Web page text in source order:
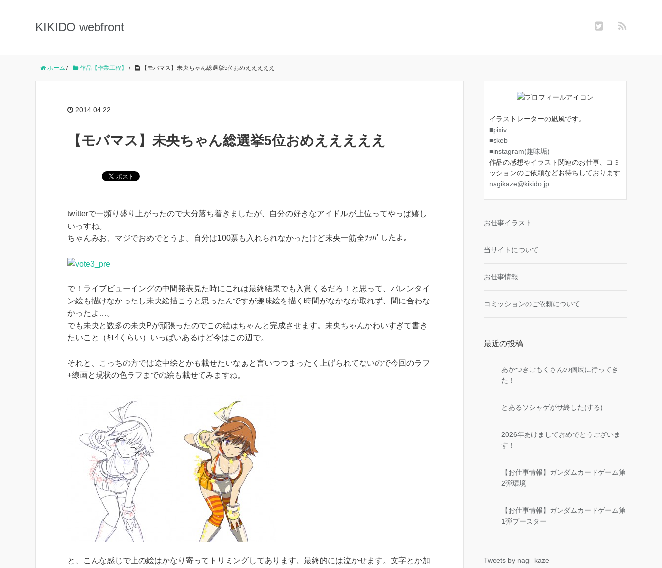
KIKIDO webfront
ホーム / 作品【作業工程】 / 【モバマス】未央ちゃん総選挙5位おめえええええ
2014.04.22
【モバマス】未央ちゃん総選挙5位おめえええええ
twitterで一頻り盛り上がったので大分落ち着きましたが、自分の好きなアイドルが上位ってやっぱ嬉し
いっすね。
ちゃんみお、マジでおめでとうよ。自分は100票も入れられなかったけど未央一筋全ﾂｯﾊﾟしたよ。
で！ライブビューイングの中間発表見た時にこれは最終結果でも入賞くるだろ！と思って、バレンタイ
ン絵も描けなかったし未央絵描こうと思ったんですが趣味絵を描く時間がなかなか取れず、間に合わな
かったよ…。
でも未央と数多の未央Pが頑張ったのでこの絵はちゃんと完成させます。未央ちゃんかわいすぎて書き
たいこと（ｷﾓｲくらい）いっぱいあるけど今はこの辺で。
それと、こっちの方では途中絵とかも載せたいなぁと言いつつまったく上げられてないので今回のラフ
+線画と現状の色ラフまでの絵も載せてみますね。
と、こんな感じで上の絵はかなり寄ってトリミングしてあります。最終的には泣かせます。文字とか加
イラストレーターの凪風です。
■pixiv
■skeb
■instagram(趣味垢)
作品の感想やイラスト関連のお仕事、コミ
ッションのご依頼などお待ちしております
nagikaze@kikido.jp
お仕事イラスト
当サイトについて
お仕事情報
コミッションのご依頼について
最近の投稿
あかつきごもくさんの個展に行ってき
た！
とあるソシャゲがサ終した(する)
2026年あけましておめでとうございま
す！
【お仕事情報】ガンダムカードゲーム第
2弾環境
【お仕事情報】ガンダムカードゲーム第
1弾ブースター
Tweets by nagi_kaze